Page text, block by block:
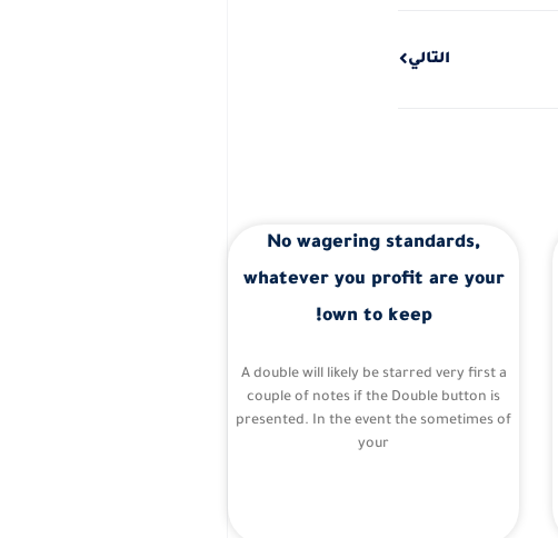
التالي
No wagering standards,
whatever you profit are your
own to keep!
A double will likely be starred very first a
couple of notes if the Double button is
presented. In the event the sometimes of
your